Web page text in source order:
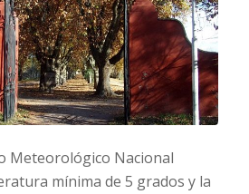
Meteorológico Nacional
mínima de 5 grados y la